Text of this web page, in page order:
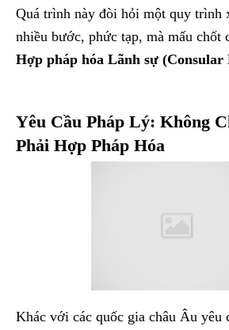
Quá trình này đòi hỏi một quy trình
nhiều bước, phức tạp, mà mấu chốt
Hợp pháp hóa Lãnh sự (Consular
Yêu Cầu Pháp Lý: Không
Phải Hợp Pháp Hóa
Khác với các quốc gia châu Âu yêu